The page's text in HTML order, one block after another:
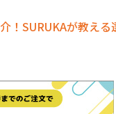
！SURUKAが教える